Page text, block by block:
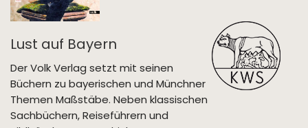
Lust auf Bayern
Der Volk Verlag setzt mit seinen
Büchern zu bayerischen und Münchner
Themen Maßstäbe. Neben klassischen
Sachbüchern, Reiseführern und